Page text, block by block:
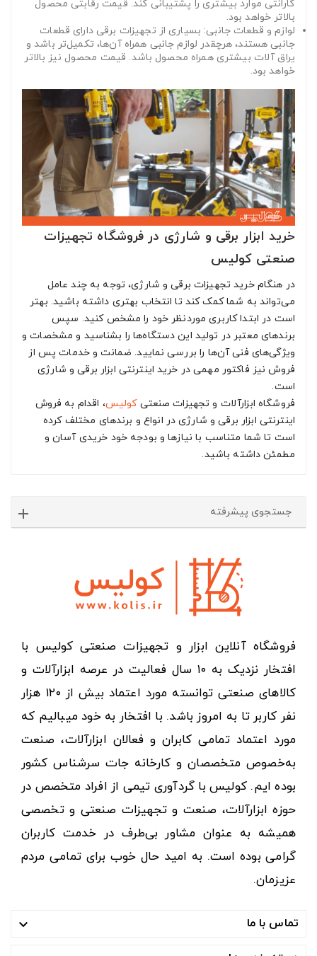
گارانتی موارد بیشتری را پشتیبانی کند. قیمت رقابتی محصول
بالاتر خواهد بود.
لوازم و قطعات جانبی: بسیاری از تجهیزات برقی دارای قطعات
جانبی هستند، هرچقدر لوازم جانبی همراه آن‌ها، تکمیل‌تر باشد و
یراق آلات بیشتری همراه محصول باشد. قیمت محصول نیز بالاتر
خواهد بود.
خرید ابزار برقی و شارژی در فروشگاه تجهیزات
صنعتی کولیس
در هنگام خرید تجهیزات برقی و شارژی، توجه به چند عامل
می‌تواند به شما کمک کند تا انتخاب بهتری داشته باشید. بهتر
است در ابتدا کاربری موردنظر خود را مشخص کنید. سپس
برندهای معتبر در تولید این دستگاه‌ها را بشناسید و مشخصات و
ویژگی‌های فنی آن‌ها را بررسی نمایید. ضمانت و خدمات پس از
فروش نیز فاکتور مهمی در خرید اینترنتی ابزار برقی و شارژی
است.
فروشگاه ابزارآلات و تجهیزات صنعتیکولیس، اقدام به فروش
اینترنتی ابزار برقی و شارژی در انواع و برندهای مختلف کرده
است تا شما متناسب با نیازها و بودجه خود خریدی آسان و
مطمئن داشته باشید.
جستجوی پیشرفته
فروشگاه آنلاین ابزار و تجهیزات صنعتی کولیس با
افتخار نزدیک به ۱۰ سال فعالیت در عرصه ابزارآلات و
کالاهای صنعتی توانسته مورد اعتماد بیش از ۱۲۰ هزار
نفر کاربر تا به امروز باشد. با افتخار به خود میبالیم که
مورد اعتماد تمامی کابران و فعالان ابزارآلات، صنعت
به‌خصوص متخصصان و کارخانه جات سرشناس کشور
بوده ایم. کولیس با گردآوری تیمی از افراد متخصص در
حوزه ابزارآلات، صنعت و تجهیزات صنعتی و تخصصی
همیشه به عنوان مشاور بی‌طرف در خدمت کاربران
گرامی بوده است. به امید حال خوب برای تمامی مردم
عزیزمان.
تماس با ما 